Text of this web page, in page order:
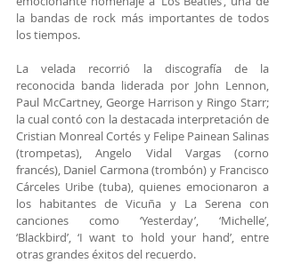
la bandas de rock más importantes de todos
los tiempos.
La velada recorrió la discografía de la
reconocida banda liderada por John Lennon,
Paul McCartney, George Harrison y Ringo Starr;
la cual contó con la destacada interpretación de
Cristian Monreal Cortés y Felipe Painean Salinas
(trompetas), Angelo Vidal Vargas (corno
francés), Daniel Carmona (trombón) y Francisco
Cárceles Uribe (tuba), quienes emocionaron a
los habitantes de Vicuña y La Serena con
canciones como ‘Yesterday’, ‘Michelle’,
‘Blackbird’, ‘I want to hold your hand’, entre
otras grandes éxitos del recuerdo.